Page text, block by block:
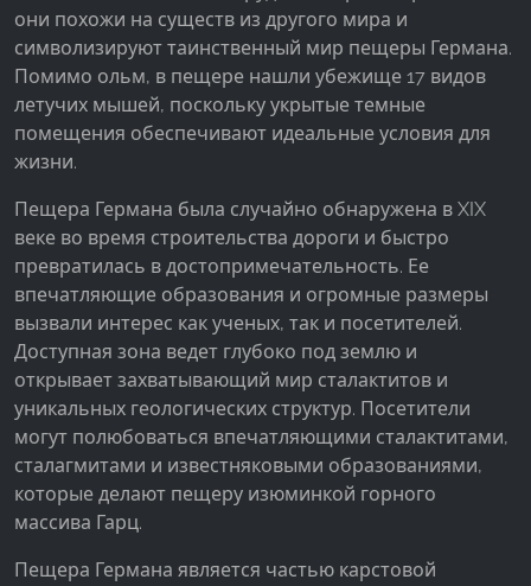
они похожи на существ из другого мира и
символизируют таинственный мир пещеры Германа.
Помимо ольм, в пещере нашли убежище 17 видов
летучих мышей, поскольку укрытые темные
помещения обеспечивают идеальные условия для
жизни.
Пещера Германа была случайно обнаружена в XIX
веке во время строительства дороги и быстро
превратилась в достопримечательность. Ее
впечатляющие образования и огромные размеры
вызвали интерес как ученых, так и посетителей.
Доступная зона ведет глубоко под землю и
открывает захватывающий мир сталактитов и
уникальных геологических структур. Посетители
могут полюбоваться впечатляющими сталактитами,
сталагмитами и известняковыми образованиями,
которые делают пещеру изюминкой горного
массива Гарц.
Пещера Германа является частью карстовой